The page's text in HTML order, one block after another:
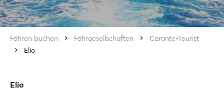
Fähren buchen Fährgesellschaften
Caronte-Tourist
Elio
Elio